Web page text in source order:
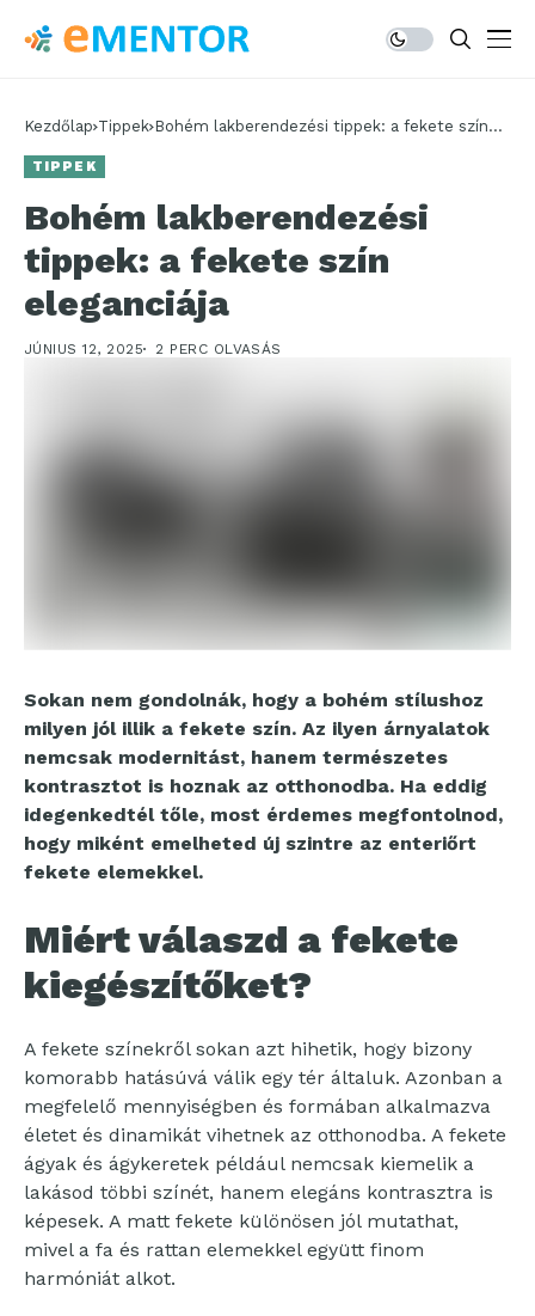
Kezdőlap Tippek Bohém lakberendezési tippek: a fekete szín
TIPPEK
Bohém lakberendezési
tippek: a fekete szín
eleganciája
JÚNIUS 12, 2025 2 PERC OLVASÁS
Sokan nem gondolnák, hogy a bohém stílushoz
milyen jól illik a fekete szín. Az ilyen árnyalatok
nemcsak modernitást, hanem természetes
kontrasztot is hoznak az otthonodba. Ha eddig
idegenkedtél tőle, most érdemes megfontolnod,
hogy miként emelheted új szintre az enteriőrt
fekete elemekkel.
Miért válaszd a fekete
kiegészítőket?
A fekete színekről sokan azt hihetik, hogy bizony
komorabb hatásúvá válik egy tér általuk. Azonban a
megfelelő mennyiségben és formában alkalmazva
életet és dinamikát vihetnek az otthonodba. A fekete
ágyak és ágykeretek például nemcsak kiemelik a
lakásod többi színét, hanem elegáns kontrasztra is
képesek. A matt fekete különösen jól mutathat,
mivel a fa és rattan elemekkel együtt finom
harmóniát alkot.